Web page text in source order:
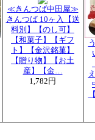
≪きんつば中田屋≫
きんつば 10ヶ入【送
料別】【のし可】
【和菓子】【ギフ
ト】【金沢銘菓】
【贈り物】【お土
産】【金…
1,782円